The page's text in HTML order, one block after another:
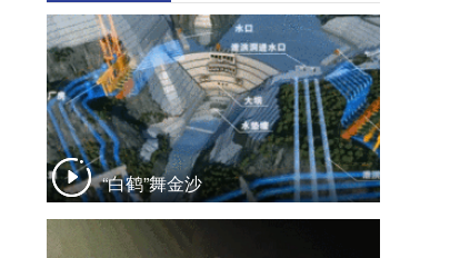
“白鹤”舞金沙